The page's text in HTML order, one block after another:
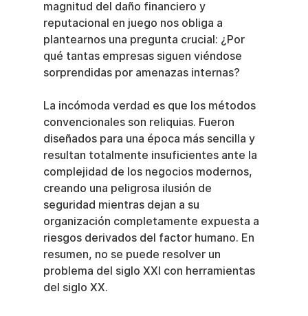
magnitud del daño financiero y
reputacional en juego nos obliga a
plantearnos una pregunta crucial: ¿Por
qué tantas empresas siguen viéndose
sorprendidas por amenazas internas?
La incómoda verdad es que los métodos
convencionales son reliquias. Fueron
diseñados para una época más sencilla y
resultan totalmente insuficientes ante la
complejidad de los negocios modernos,
creando una peligrosa ilusión de
seguridad mientras dejan a su
organización completamente expuesta a
riesgos derivados del factor humano. En
resumen, no se puede resolver un
problema del siglo XXI con herramientas
del siglo XX.